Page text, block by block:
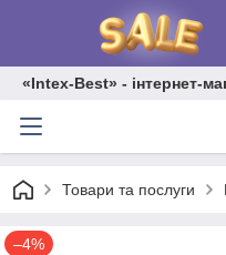
«Intex-Best» - інтернет-
Товари та послуги
–4%